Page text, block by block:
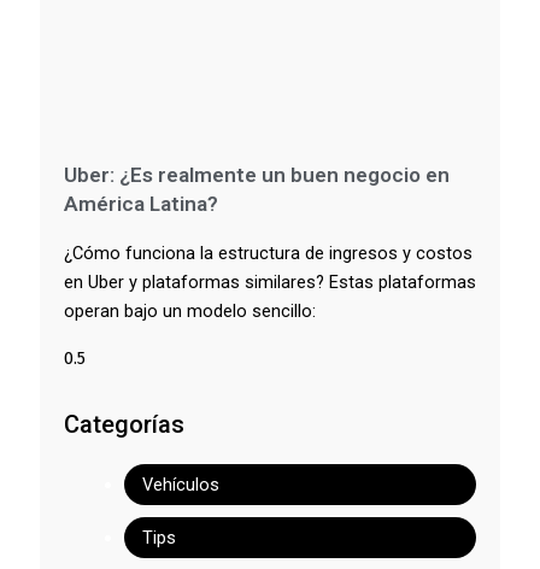
Uber: ¿Es realmente un buen negocio en
América Latina?
¿Cómo funciona la estructura de ingresos y costos
en Uber y plataformas similares? Estas plataformas
operan bajo un modelo sencillo:
Categorías
Vehículos
Tips